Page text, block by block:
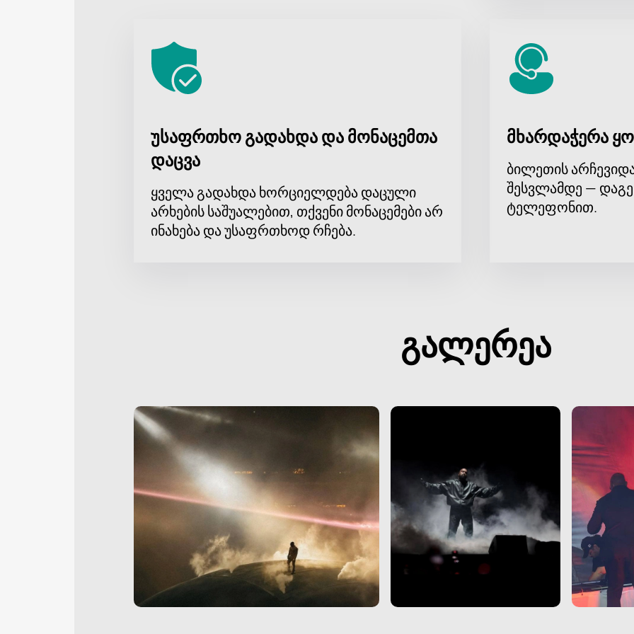
უსაფრთხო გადახდა და მონაცემთა
დაცვა
ყველა გადახდა ხორციელდება დაცული
არხების საშუალებით, თქვენი მონაცემები არ
ინახება და უსაფრთხოდ რჩება.
მხარდაჭერა
ბილეთის
შესვლამდე —
ტელეფონით.
გალერეა